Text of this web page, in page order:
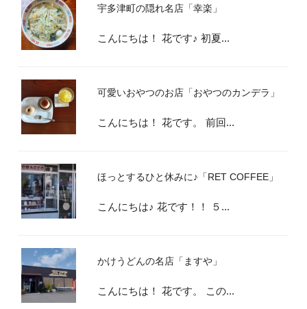
宇多津町の隠れ名店「幸楽」
こんにちは！ 花です♪ 初夏...
可愛いおやつのお店「おやつのカンデラ」
こんにちは！ 花です。 前回...
ほっとするひと休みに♪「RET COFFEE」
こんにちは♪ 花です！！ ５...
かけうどんの名店「ますや」
こんにちは！ 花です。 この...